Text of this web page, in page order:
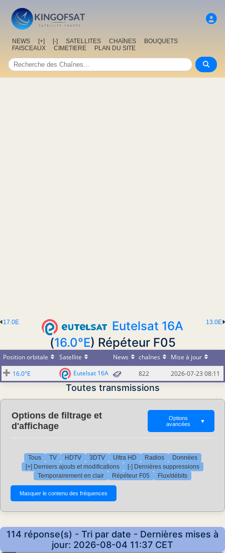
NEWS [+] [-] SATELLITES CHAîNES
BOUQUETS
FAISCEAUX
CIMETIERE PLAN DU SITE
13.0E
17.0E
Eutelsat 16A
(16.0°E) Répéteur F05
Position orbitale Satellite News chaînes
Mise à jour
16.0°E
Eutelsat 16A 822 2026-07-23 08:11
Toutes transmissions
Options de filtrage et
d'affichage
Options
avancées
▼
Tous TV HDTV 3DTV Ultra HD Radios
Données
[+] Derniers ajouts et modifications
[-] Dernières suppressions
Temporairement en clair
Répéteur F05 Flux/débits
114 réponse(s) - Tri par date - Dernières mises à
jour: 2026-08-04 11:37 CET